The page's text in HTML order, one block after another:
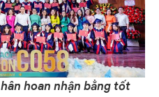
hoan nhận bằng tốt